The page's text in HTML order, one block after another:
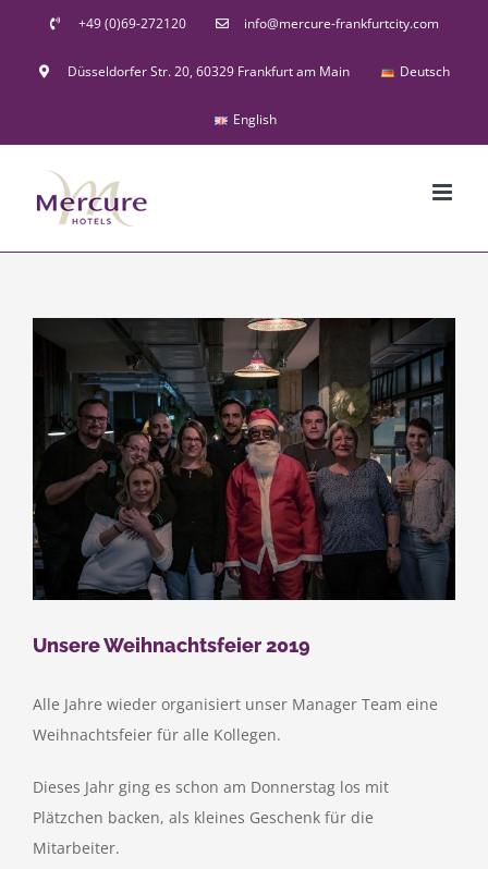
content
+49 (0)69-272120 info@mercure-frankfurtcity.com
Düsseldorfer Str. 20, 60329 Frankfurt am Main Deutsch
English
View
Image
Unsere Weihnachtsfeier 2019
Alle Jahre wieder organisiert unser Manager Team eine
Weihnachtsfeier für alle Kollegen.
Dieses Jahr ging es schon am Donnerstag los mit
Plätzchen backen, als kleines Geschenk für die
Mitarbeiter.